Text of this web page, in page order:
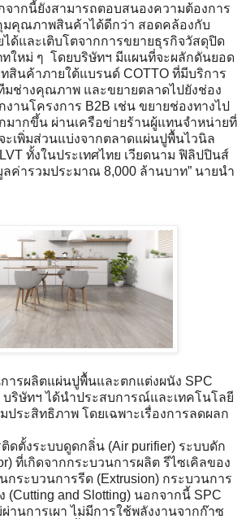
จากนี้ยังสามารถตอบสนองความต้องการ
คุณภาพสินค้าได้ดีกว่า สอดคล้องกับ
ด้และเติบโตจากการขยายธุรกิจวัสดุปิด
ทใหม่ ๆ โดยบริษัทฯ มีแผนที่จะผลักดันยอด
สินค้าภายใต้แบรนด์ COTTO ที่มีบริการ
มช่างคุณภาพ และขยายตลาดไปยังช่อง
านโครงการ B2B เช่น ขยายช่องทางไป
มากขึ้น ผ่านเครือข่ายร้านผู้แทนจำหน่ายที่
ะเพิ่มส่วนแบ่งจากตลาดแผ่นปูพื้นไวนิล
ทั้งในประเทศไทย เวียดนาม ฟิลิปปินส์
ค่ารวมประมาณ 8,000 ล้านบาท” นายนำ
ารผลิตแผ่นปูพื้นและตกแต่งผนัง SPC
บริษัทฯ ได้นำประสบการณ์และเทคโนโลยี
ประสิทธิภาพ โดยเฉพาะเรื่องการลดผลก
ดตั้งระบบดูดกลิ่น (Air purifier) ระบบดัก
ที่เกิดจากกระบวนการผลิต รีไซเคิลของ
กระบวนการรีด (Extrusion) กระบวนการ
(Cutting and Slotting) นอกจากนี้ SPC
านการเผา ไม่มีการใช้พลังงานจากก๊าซ